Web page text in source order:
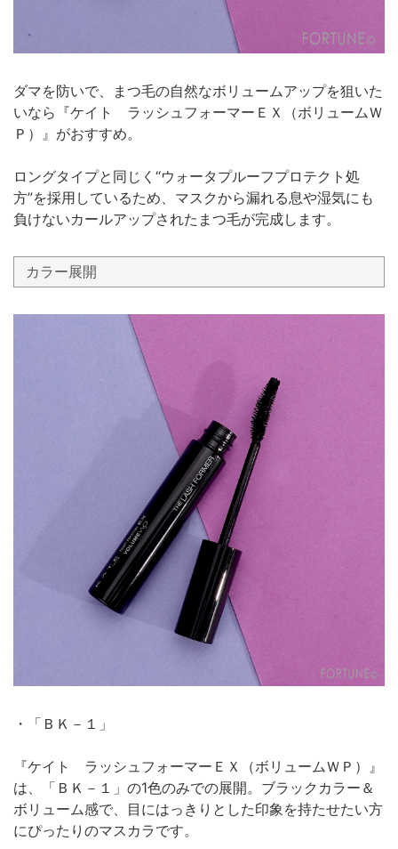
ダマを防いで、まつ毛の自然なボリュームアップを狙いた
いなら『ケイト ラッシュフォーマーＥＸ（ボリュームＷ
Ｐ）』がおすすめ。
ロングタイプと同じく“ウォータプルーフプロテクト処
方”を採用しているため、マスクから漏れる息や湿気にも
負けないカールアップされたまつ毛が完成します。
カラー展開
・「ＢＫ－１」
『ケイト ラッシュフォーマーＥＸ（ボリュームＷＰ）』
は、「ＢＫ－１」の1色のみでの展開。ブラックカラー＆
ボリューム感で、目にはっきりとした印象を持たせたい方
にぴったりのマスカラです。